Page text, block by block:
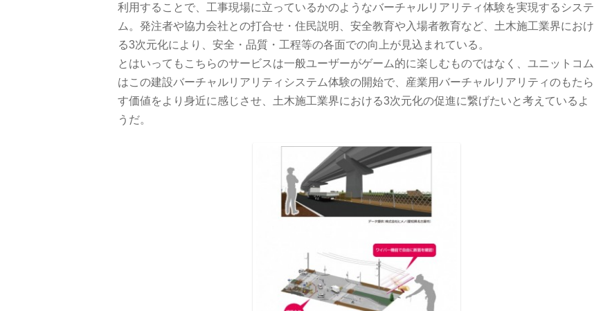
利用することで、工事現場に立っているかのようなバーチャルリアリティ体験を実現するシステ
ム。発注者や協力会社との打合せ・住民説明、安全教育や入場者教育など、土木施工業界におけ
る3次元化により、安全・品質・工程等の各面での向上が見込まれている。
とはいってもこちらのサービスは一般ユーザーがゲーム的に楽しむものではなく、ユニットコム
はこの建設バーチャルリアリティシステム体験の開始で、産業用バーチャルリアリティのもたら
す価値をより身近に感じさせ、土木施工業界における3次元化の促進に繋げたいと考えているよ
うだ。